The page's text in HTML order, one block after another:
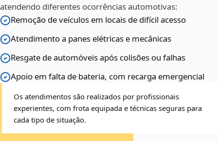
atendendo diferentes ocorrências automotivas:
Remoção de veículos em locais de difícil acesso
Atendimento a panes elétricas e mecânicas
Resgate de automóveis após colisões ou falhas
Apoio em falta de bateria, com recarga emergencial
Os atendimentos são realizados por profissionais
experientes, com frota equipada e técnicas seguras para
cada tipo de situação.